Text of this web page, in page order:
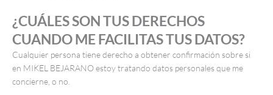
¿CUÁLES SON TUS DERECHOS
CUANDO ME FACILITAS TUS DATOS?
Cualquier persona tiene derecho a obtener confirmación sobre si
en MIKEL BEJARANO estoy tratando datos personales que me
concierne, o no.